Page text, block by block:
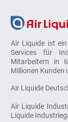
Air Liquide ist
Services für
Mitarbeitern in
Millionen Kunden
Air Liquide
Air Liquide
Liquide